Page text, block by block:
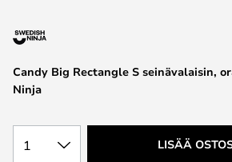
the
images
gallery
Candy Big Rectangle S seinävalaisin,
Ninja
1 LISÄÄ